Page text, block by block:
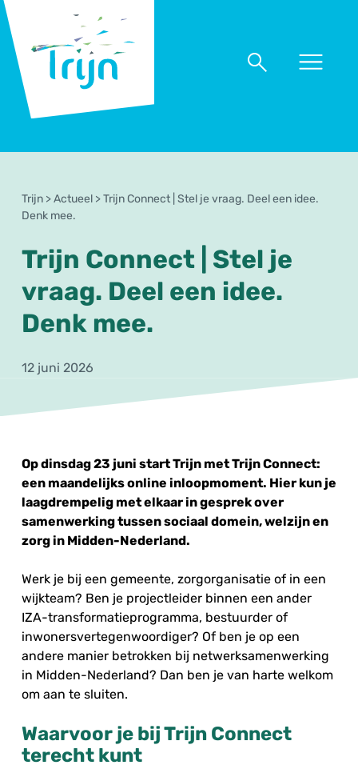
Trijn
Naar
Naar
Trijn >Actueel >Trijn Connect | Stel je vraag. Deel een idee.
Denk mee.
Trijn Connect | Stel je
vraag. Deel een idee.
Denk mee.
12 juni 2026
Op dinsdag 23 juni start Trijn met Trijn Connect:
een maandelijks online inloopmoment. Hier kun je
laagdrempelig met elkaar in gesprek over
samenwerking tussen sociaal domein, welzijn en
zorg in Midden-Nederland.
Werk je bij een gemeente, zorgorganisatie of in een
wijkteam? Ben je projectleider binnen een ander
IZA-transformatieprogramma, bestuurder of
inwonersvertegenwoordiger? Of ben je op een
andere manier betrokken bij netwerksamenwerking
in Midden-Nederland? Dan ben je van harte welkom
om aan te sluiten.
Waarvoor je bij Trijn Connect
terecht kunt